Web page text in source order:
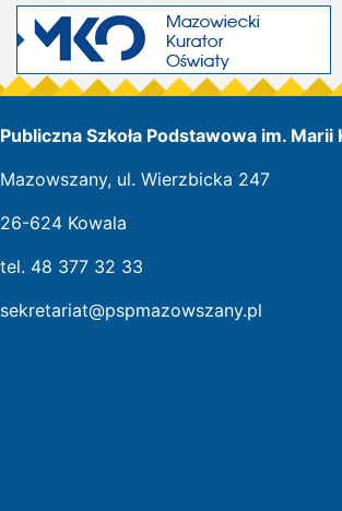
Publiczna Szkoła Podstawowa im.
Mazowszany, ul. Wierzbicka 247
26-624 Kowala
tel. 48 377 32 33
sekretariat@pspmazowszany.pl